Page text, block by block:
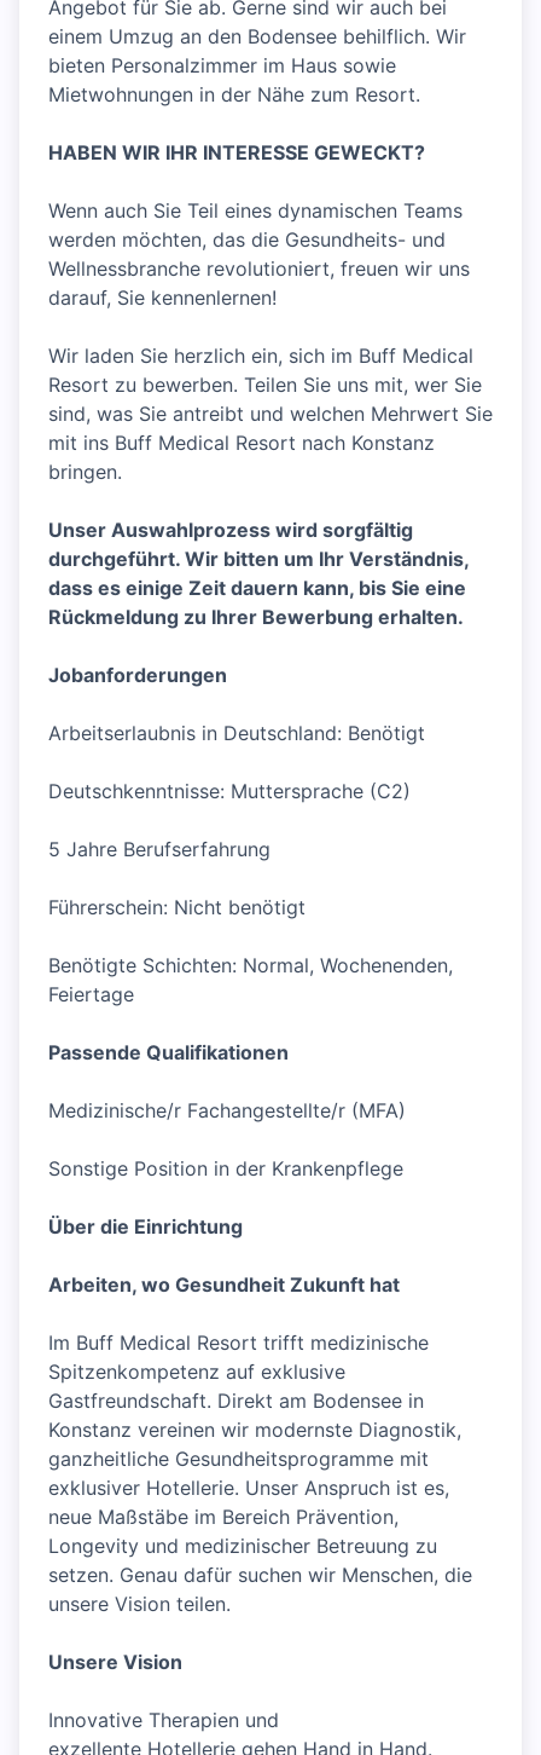
Angebot für Sie ab. Gerne sind wir auch bei
einem Umzug an den Bodensee behilflich. Wir
bieten Personalzimmer im Haus sowie
Mietwohnungen in der Nähe zum Resort.
HABEN WIR IHR INTERESSE GEWECKT?
Wenn auch Sie Teil eines dynamischen Teams
werden möchten, das die Gesundheits- und
Wellnessbranche revolutioniert, freuen wir uns
darauf, Sie kennenlernen!
Wir laden Sie herzlich ein, sich im Buff Medical
Resort zu bewerben. Teilen Sie uns mit, wer Sie
sind, was Sie antreibt und welchen Mehrwert Sie
mit ins Buff Medical Resort nach Konstanz
bringen.
Unser Auswahlprozess wird sorgfältig
durchgeführt. Wir bitten um Ihr Verständnis,
dass es einige Zeit dauern kann, bis Sie eine
Rückmeldung zu Ihrer Bewerbung erhalten.
Jobanforderungen
Arbeitserlaubnis in Deutschland: Benötigt
Deutschkenntnisse: Muttersprache (C2)
5 Jahre Berufserfahrung
Führerschein: Nicht benötigt
Benötigte Schichten: Normal, Wochenenden,
Feiertage
Passende Qualifikationen
Medizinische/r Fachangestellte/r (MFA)
Sonstige Position in der Krankenpflege
Über die Einrichtung
Arbeiten, wo Gesundheit Zukunft hat
Im Buff Medical Resort trifft medizinische
Spitzenkompetenz auf exklusive
Gastfreundschaft. Direkt am Bodensee in
Konstanz vereinen wir modernste Diagnostik,
ganzheitliche Gesundheitsprogramme mit
exklusiver Hotellerie. Unser Anspruch ist es,
neue Maßstäbe im Bereich Prävention,
Longevity und medizinischer Betreuung zu
setzen. Genau dafür suchen wir Menschen, die
unsere Vision teilen.
Unsere Vision
Innovative Therapien und
exzellente Hotellerie gehen Hand in Hand.